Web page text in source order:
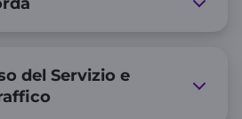
del Servizio e